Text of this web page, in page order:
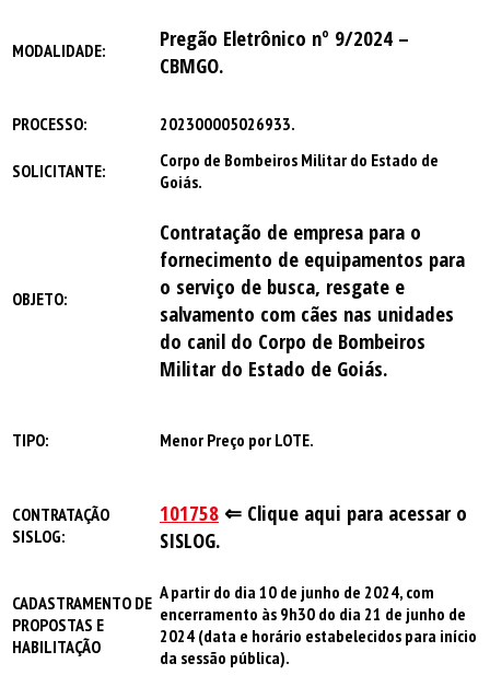
MODALIDADE:
Pregão Eletrônico nº 9/2024 –
CBMGO.
PROCESSO: 202300005026933.
SOLICITANTE:
Corpo de Bombeiros Militar do Estado de
Goiás.
OBJETO:
Contratação de empresa para o
fornecimento de equipamentos para
o serviço de busca, resgate e
salvamento com cães nas unidades
do canil do Corpo de Bombeiros
Militar do Estado de Goiás.
TIPO: Menor Preço por LOTE.
CONTRATAÇÃO
SISLOG:
101758 ⇐ Clique aqui para acessar o
SISLOG.
CADASTRAMENTO DE
PROPOSTAS E
HABILITAÇÃO
A partir do dia 10 de junho de 2024, com
encerramento às 9h30 do dia 21 de junho de
2024 (data e horário estabelecidos para início
da sessão pública).